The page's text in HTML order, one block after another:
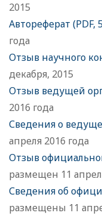
2015
Автореферат (PDF,
года
Отзыв научного
декабря, 2015
Отзыв ведущей
2016 года
Сведения о
апреля 2016 года
Отзыв
размещен 11
Сведения об
размещены 11